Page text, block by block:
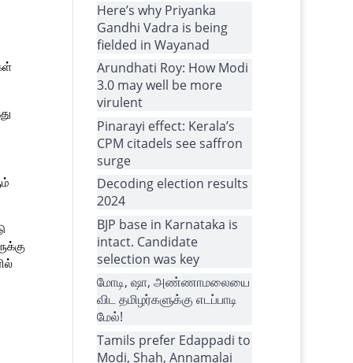
Here’s why Priyanka
Gandhi Vadra is being
fielded in Wayanad
Arundhati Roy: How Modi
3.0 may well be more
virulent
Pinarayi effect: Kerala’s
CPM citadels see saffron
surge
Decoding election results
2024
BJP base in Karnataka is
intact. Candidate
selection was key
மோடி, ஷா, அண்ணாமலையை
விட தமிழர்களுக்கு எடப்பாடி
மேல்!
Tamils prefer Edappadi to
Modi, Shah, Annamalai